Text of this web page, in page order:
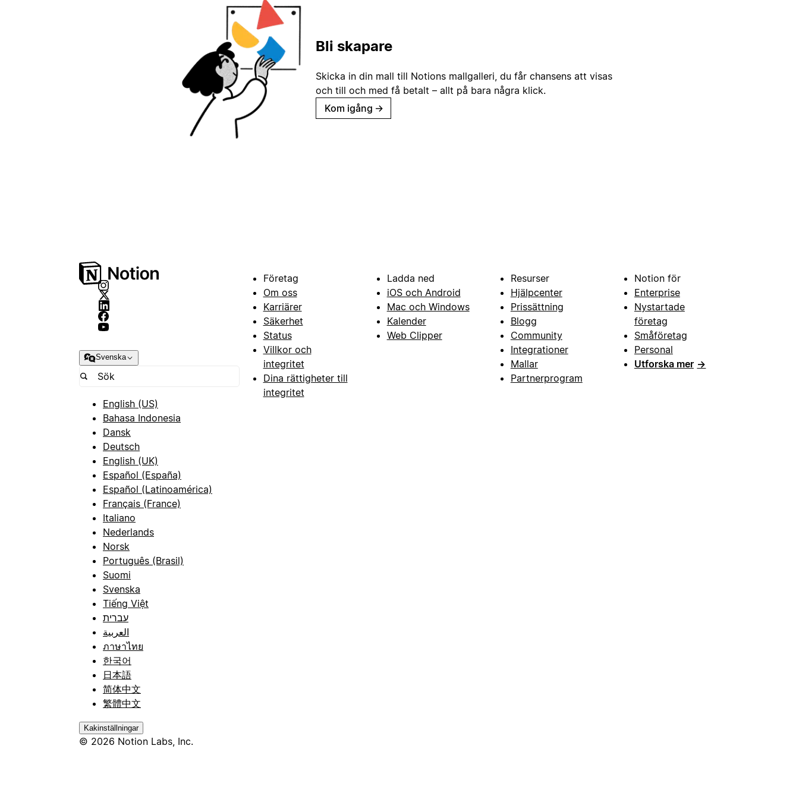
Bli skapare
Skicka in din mall till Notions mallgalleri, du får chansens att visas
och till och med få betalt – allt på bara några klick.
Kom igång →
Svenska
English (US)
Bahasa Indonesia
Dansk
Deutsch
English (UK)
Español (España)
Español (Latinoamérica)
Français (France)
Italiano
Nederlands
Norsk
Português (Brasil)
Suomi
Svenska
Tiếng Việt
עברית
العربية
ภาษาไทย
한국어
日本語
简体中文
繁體中文
Kakinställningar
© 2026 Notion Labs, Inc.
Företag
Om oss
Karriärer
Säkerhet
Status
Villkor och
integritet
Dina rättigheter till
integritet
Ladda ned
iOS och Android
Mac och Windows
Kalender
Web Clipper
Resurser
Hjälpcenter
Prissättning
Blogg
Community
Integrationer
Mallar
Partnerprogram
Notion för
Enterprise
Nystartade
företag
Småföretag
Personal
Utforska mer →